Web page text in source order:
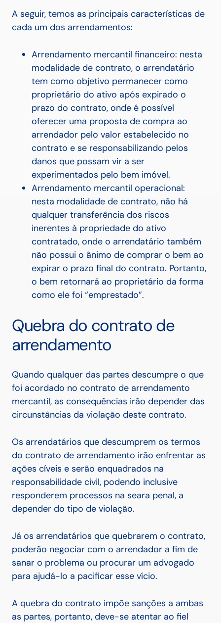
A seguir, temos as principais características de
cada um dos arrendamentos:
Arrendamento mercantil financeiro: nesta
modalidade de contrato, o arrendatário
tem como objetivo permanecer como
proprietário do ativo após expirado o
prazo do contrato, onde é possível
oferecer uma proposta de compra ao
arrendador pelo valor estabelecido no
contrato e se responsabilizando pelos
danos que possam vir a ser
experimentados pelo bem imóvel.
Arrendamento mercantil operacional:
nesta modalidade de contrato, não há
qualquer transferência dos riscos
inerentes à propriedade do ativo
contratado, onde o arrendatário também
não possui o ânimo de comprar o bem ao
expirar o prazo final do contrato. Portanto,
o bem retornará ao proprietário da forma
como ele foi “emprestado”.
Quebra do contrato de
arrendamento
Quando qualquer das partes descumpre o que
foi acordado no contrato de arrendamento
mercantil, as consequências irão depender das
circunstâncias da violação deste contrato.
Os arrendatários que descumprem os termos
do contrato de arrendamento irão enfrentar as
ações cíveis e serão enquadrados na
responsabilidade civil, podendo inclusive
responderem processos na seara penal, a
depender do tipo de violação.
Já os arrendatários que quebrarem o contrato,
poderão negociar com o arrendador a fim de
sanar o problema ou procurar um advogado
para ajudá-lo a pacificar esse vício.
A quebra do contrato impõe sanções a ambas
as partes, portanto, deve-se atentar ao fiel